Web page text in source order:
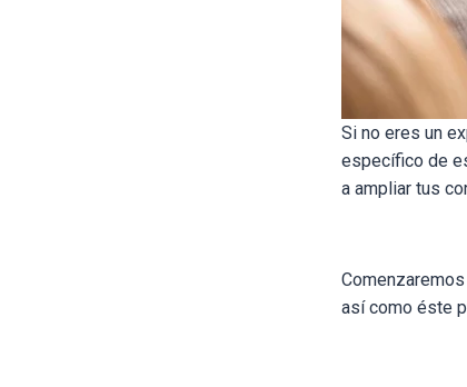
Si no eres un
específico de
a ampliar tus
así como éste